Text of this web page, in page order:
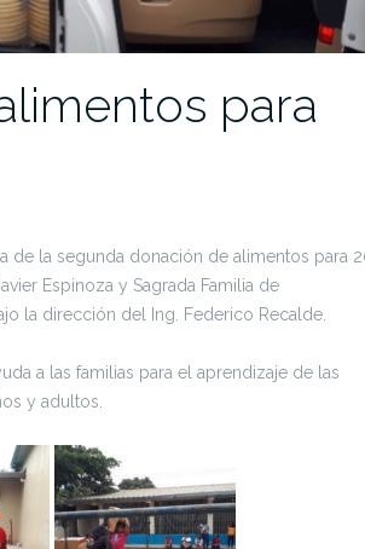
para
de la segunda donación de alimentos para
Espinoza y Sagrada Familia de
la dirección del Ing. Federico Recalde.
a las familias para el aprendizaje de las
y adultos.